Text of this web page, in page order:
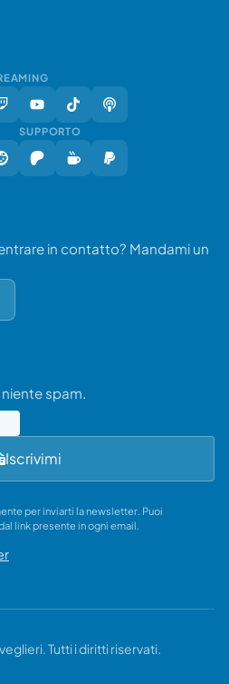
SUPPORTO
in contatto? Mandami un
spam.
Iscrivimi
per inviarti la newsletter. Puoi
link presente in ogni email.
Tutti i diritti riservati.